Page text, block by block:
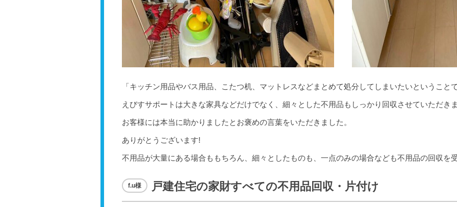
「キッチン用品やバス用品、こたつ机、マットレスなどまとめて処分してしまいたいということ
えびすサポートは大きな家具などだけでなく、細々とした不用品もしっかり回収させていただき
お客様には本当に助かりましたとお褒めの言葉をいただきました。
ありがとうございます!
不用品が大量にある場合ももちろん、細々としたものも、一点のみの場合なども不用品の回収を
f.u様 戸建住宅の家財すべての不用品回収・片付け